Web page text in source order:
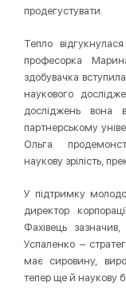
продегустувати.
Тепло
професорка
здобувачка
наукового
досліджень вона
партнерському
Ольга
наукову зрілість,
У підтримку
директор
Фахівець
Успаленко –
має сировину,
тепер ще й наукову